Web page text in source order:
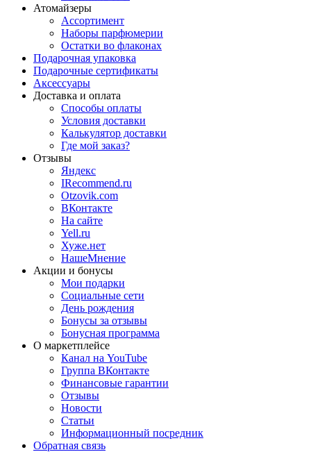
Атомайзеры
Ассортимент
Наборы парфюмерии
Остатки во флаконах
Подарочная упаковка
Подарочные сертификаты
Аксессуары
Доставка и оплата
Способы оплаты
Условия доставки
Калькулятор доставки
Где мой заказ?
Отзывы
Яндекс
IRecommend.ru
Otzovik.com
ВКонтакте
На сайте
Yell.ru
Хуже.нет
НашеМнение
Акции и бонусы
Мои подарки
Социальные сети
День рождения
Бонусы за отзывы
Бонусная программа
О маркетплейсе
Канал на YouTube
Группа ВКонтакте
Финансовые гарантии
Отзывы
Новости
Статьи
Информационный посредник
Обратная связь